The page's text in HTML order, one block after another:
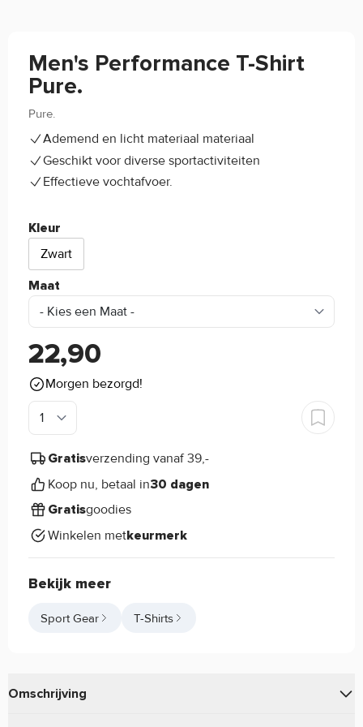
Men's Performance T-Shirt
Pure.
Pure.
Ademend en licht materiaal materiaal
Geschikt voor diverse sportactiviteiten
Effectieve vochtafvoer.
Kleur
Zwart
Maat
22,90
Morgen bezorgd!
Gratisverzending vanaf 39,-
Koop nu, betaal in30 dagen
Gratisgoodies
Winkelen metkeurmerk
Bekijk meer
Sport Gear T-Shirts
Omschrijving